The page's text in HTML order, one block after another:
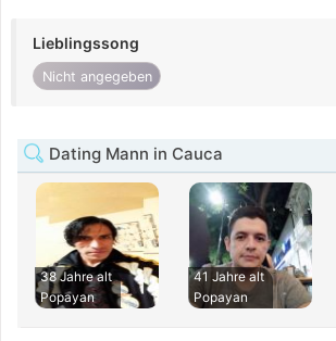
Lieblingssong
Nicht angegeben
Dating Mann in Cauca
38 Jahre alt
Popayan
41 Jahre alt
Popayan